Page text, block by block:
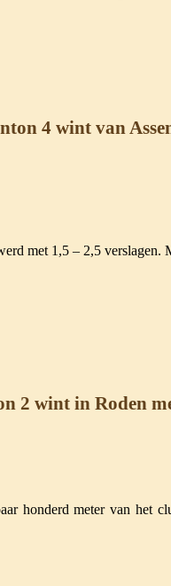
4 wint van
met 1,5 – 2,5
2 wint in Roden
honderd meter van het